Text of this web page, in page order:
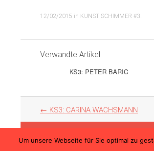
12/02/2015 in KUNST SCHIMMER #3
Verwandte Artikel
KS3: PETER BARIC
Artikel
← KS3: CARINA WACHSMANN
© 2026 Kunst Schimmer – Die
Um unsere Webseite für Sie optimal zu